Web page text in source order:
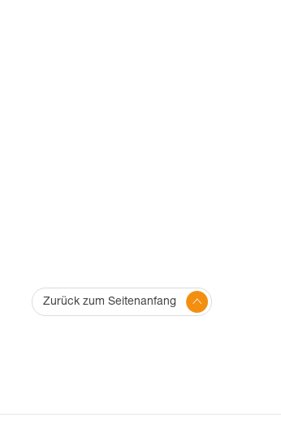
Zurück zum Seitenanfang